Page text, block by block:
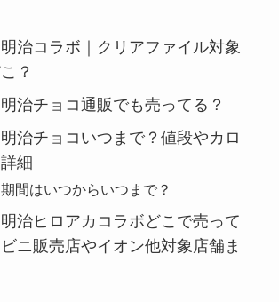
治コラボ｜クリアファイル対象
？
治チョコ通販でも売ってる？
治チョコいつまで？値段やカロ
細
間はいつからいつまで？
治ヒロアカコラボどこで売って
ニ販売店やイオン他対象店舗ま